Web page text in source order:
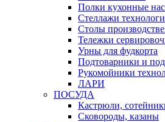
Полки кухонные
Стеллажи
Столы
Тележки
Урны для фудкорта
Подтоварники и
Рукомойники
ЛАРИ
ПОСУДА
Кастрюли,
Сковороды, казаны